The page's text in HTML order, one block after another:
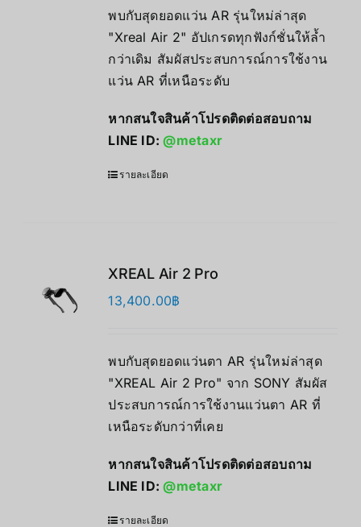
พบกับสุดยอดแว่น AR รุ่นใหม่ล่าสุด
"Xreal Air 2" อัปเกรดทุกฟังก์ชั่นให้ล้ำ
กว่าเดิม สัมผัสประสบการณ์การใช้งาน
แว่น AR ที่เหนือระดับ
หากสนใจสินค้าโปรดติดต่อสอบถาม
LINE ID:@metaxr
รายละเอียด
XREAL Air 2 Pro
13,400.00฿
พบกับสุดยอดแว่นตา AR รุ่นใหม่ล่าสุด
"XREAL Air 2 Pro" จาก SONY สัมผัส
ประสบการณ์การใช้งานแว่นตา AR ที่
เหนือระดับกว่าที่เคย
หากสนใจสินค้าโปรดติดต่อสอบถาม
LINE ID:@metaxr
รายละเอียด